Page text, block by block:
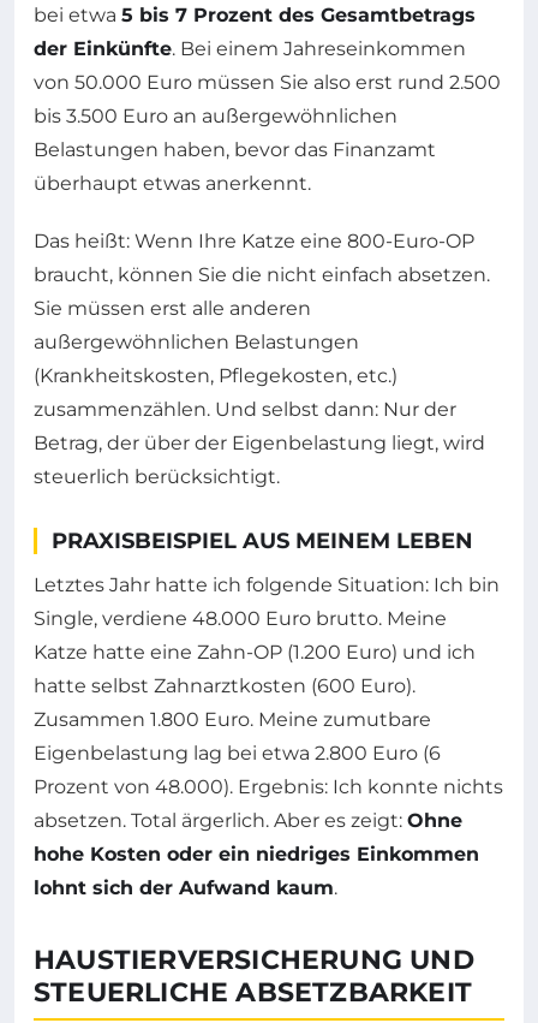
bei etwa 5 bis 7 Prozent des Gesamtbetrags
der Einkünfte. Bei einem Jahreseinkommen
von 50.000 Euro müssen Sie also erst rund 2.500
bis 3.500 Euro an außergewöhnlichen
Belastungen haben, bevor das Finanzamt
überhaupt etwas anerkennt.
Das heißt: Wenn Ihre Katze eine 800-Euro-OP
braucht, können Sie die nicht einfach absetzen.
Sie müssen erst alle anderen
außergewöhnlichen Belastungen
(Krankheitskosten, Pflegekosten, etc.)
zusammenzählen. Und selbst dann: Nur der
Betrag, der über der Eigenbelastung liegt, wird
steuerlich berücksichtigt.
PRAXISBEISPIEL AUS MEINEM LEBEN
Letztes Jahr hatte ich folgende Situation: Ich bin
Single, verdiene 48.000 Euro brutto. Meine
Katze hatte eine Zahn-OP (1.200 Euro) und ich
hatte selbst Zahnarztkosten (600 Euro).
Zusammen 1.800 Euro. Meine zumutbare
Eigenbelastung lag bei etwa 2.800 Euro (6
Prozent von 48.000). Ergebnis: Ich konnte nichts
absetzen. Total ärgerlich. Aber es zeigt: Ohne
hohe Kosten oder ein niedriges Einkommen
lohnt sich der Aufwand kaum.
HAUSTIERVERSICHERUNG UND
STEUERLICHE ABSETZBARKEIT